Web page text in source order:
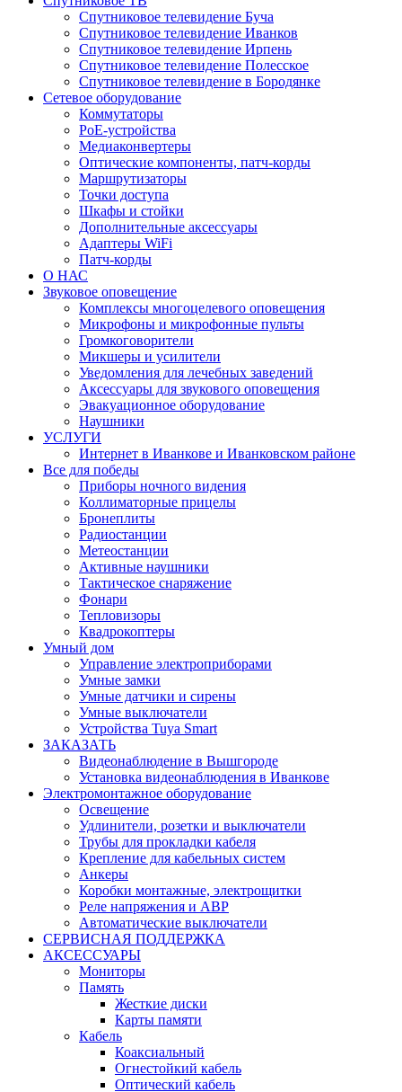
Спутниковое телевидение Буча
Спутниковое телевидение Иванков
Спутниковое телевидение Ирпень
Спутниковое телевидение Полесское
Спутниковое телевидение в Бородянке
Сетевое оборудование
Коммутаторы
PoE-устройства
Медиаконвертеры
Оптические компоненты, патч-корды
Маршрутизаторы
Точки доступа
Шкафы и стойки
Дополнительные аксессуары
Адаптеры WiFi
Патч-корды
О НАС
Звуковое оповещение
Комплексы многоцелевого оповещения
Микрофоны и микрофонные пульты
Громкоговорители
Микшеры и усилители
Уведомления для лечебных заведений
Аксессуары для звукового оповещения
Эвакуационное оборудование
Наушники
УСЛУГИ
Интернет в Иванкове и Иванковском районе
Все для победы
Приборы ночного видения
Коллиматорные прицелы
Бронеплиты
Радиостанции
Метеостанции
Активные наушники
Тактическое снаряжение
Фонари
Тепловизоры
Квадрокоптеры
Умный дом
Управление электроприборами
Умные замки
Умные датчики и сирены
Умные выключатели
Устройства Tuya Smart
ЗАКАЗАТЬ
Видеонаблюдение в Вышгороде
Установка видеонаблюдения в Иванкове
Электромонтажное оборудование
Освещение
Удлинители, розетки и выключатели
Трубы для прокладки кабеля
Крепление для кабельных систем
Анкеры
Коробки монтажные, электрощитки
Реле напряжения и АВР
Автоматические выключатели
СЕРВИСНАЯ ПОДДЕРЖКА
АКСЕССУАРЫ
Мониторы
Память
Жесткие диски
Карты памяти
Кабель
Коаксиальный
Огнестойкий кабель
Оптический кабель